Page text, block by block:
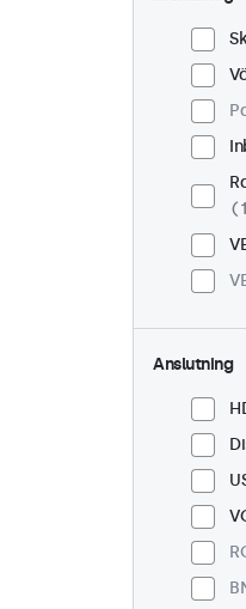
1
Anslutning